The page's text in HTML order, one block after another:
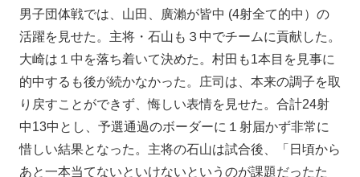
男子団体戦では、山田、廣瀨が皆中 (4射全て的中）の
活躍を見せた。主将・石山も３中でチームに貢献した。
大崎は１中を落ち着いて決めた。村田も1本目を見事に
的中するも後が続かなかった。庄司は、本来の調子を取
り戻すことができず、悔しい表情を見せた。合計24射
中13中とし、予選通過のボーダーに１射届かず非常に
惜しい結果となった。主将の石山は試合後、「日頃から
あと一本当てないといけないというのが課題だったた